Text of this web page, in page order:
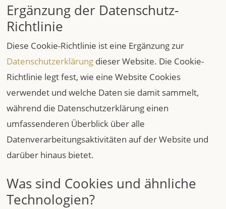
Ergänzung der Datenschutz-
Richtlinie
Diese Cookie-Richtlinie ist eine Ergänzung zur
Datenschutzerklärung dieser Website. Die Cookie-
Richtlinie legt fest, wie eine Website Cookies
verwendet und welche Daten sie damit sammelt,
während die Datenschutzerklärung einen
umfassenderen Überblick über alle
Datenverarbeitungsaktivitäten auf der Website und
darüber hinaus bietet.
Was sind Cookies und ähnliche
Technologien?